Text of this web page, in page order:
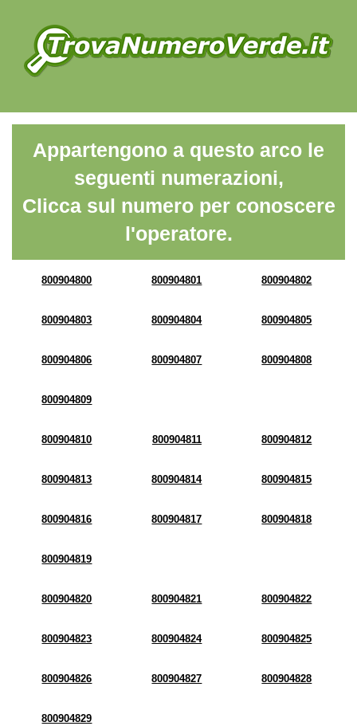
Appartengono a questo arco le
seguenti numerazioni,
Clicca sul numero per conoscere
l'operatore.
800904800 800904801 800904802
800904803 800904804 800904805
800904806 800904807 800904808
800904809
800904810 800904811 800904812
800904813 800904814 800904815
800904816 800904817 800904818
800904819
800904820 800904821 800904822
800904823 800904824 800904825
800904826 800904827 800904828
800904829